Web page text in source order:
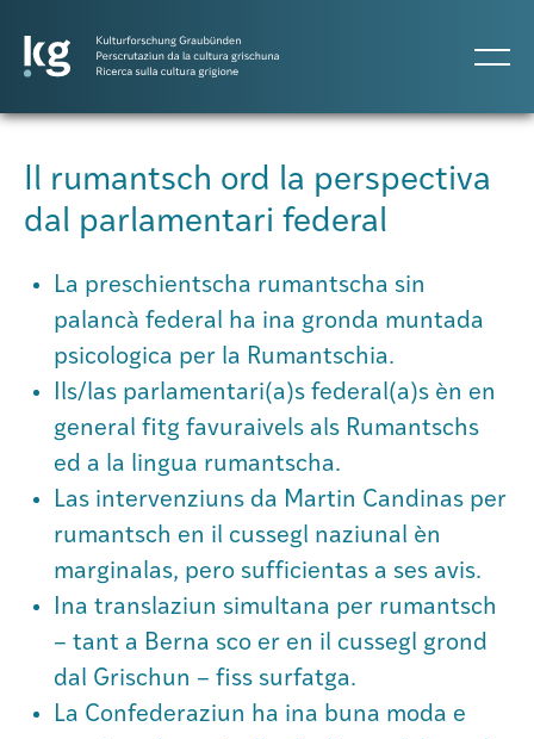
Projects
Publicaziuns
Persunas
Agenda
Institut
Societad
Il rumantsch ord la perspectiva
dal parlamentari federal
La preschientscha rumantscha sin
palancà federal ha ina gronda muntada
psicologica per la Rumantschia.
Ils/las parlamentari(a)s federal(a)s èn en
general fitg favuraivels als Rumantschs
ed a la lingua rumantscha.
Las intervenziuns da Martin Candinas per
rumantsch en il cussegl naziunal èn
marginalas, pero sufficientas a ses avis.
Ina translaziun simultana per rumantsch
– tant a Berna sco er en il cussegl grond
dal Grischun – fiss surfatga.
La Confederaziun ha ina buna moda e